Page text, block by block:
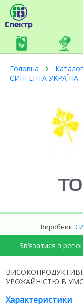
Головна
СИНГЕНТА УКРАЇНА
Виробник:
Зв’язатися з
УРОЖАЙНІСТЮ В
Характеристики